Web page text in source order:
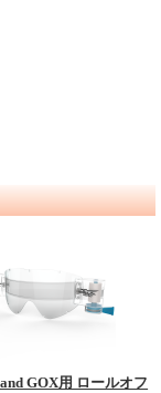
GOX用 ロールオフ